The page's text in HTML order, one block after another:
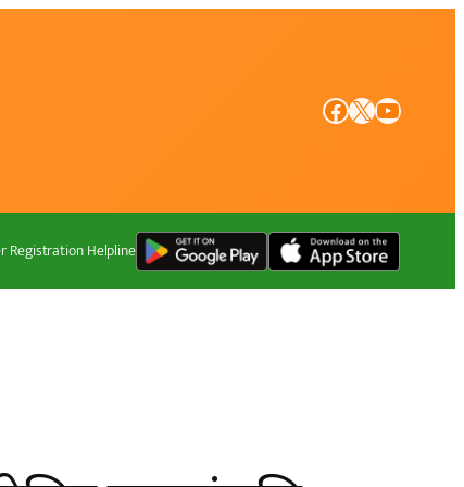
Facebook X YouTube
Registration Helpline